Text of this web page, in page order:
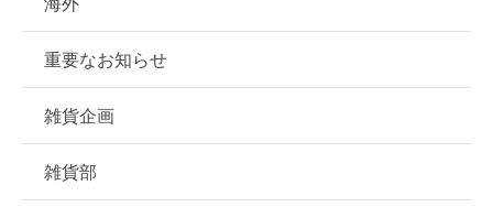
重要なお知らせ
雑貨企画
雑貨部